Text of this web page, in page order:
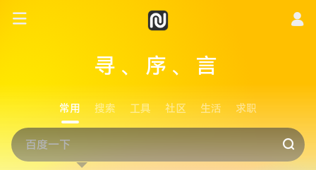
寻、序、言
常用 搜索 工具 社区 生活 求职